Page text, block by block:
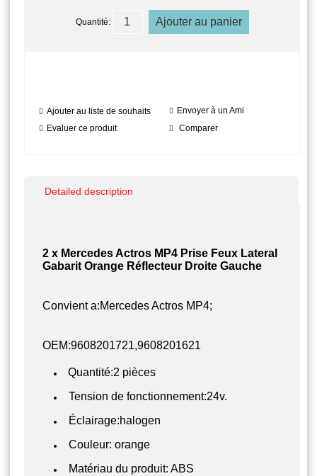
Quantité:
Ajouter au liste de souhaits
Envoyer à un Ami
Evaluer ce produit
Comparer
Detailed description
2 x Mercedes Actros MP4 Prise Feux Lateral
Gabarit Orange Réflecteur Droite Gauche
Convient a:Mercedes Actros MP4;
OEM:9608201721,9608201621
Quantité:2 pièces
Tension de fonctionnement:24v.
Éclairage:halogen
Couleur: orange
Matériau du produit: ABS